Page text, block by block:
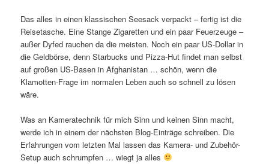
Das alles in einen klassischen Seesack verpackt – fertig ist die
Reisetasche. Eine Stange Zigaretten und ein paar Feuerzeuge –
außer Dyfed rauchen da die meisten. Noch ein paar US-Dollar in
die Geldbörse, denn Starbucks und Pizza-Hut findet man selbst
auf großen US-Basen in Afghanistan … schön, wenn die
Klamotten-Frage im normalen Leben auch so schnell zu lösen
wäre.
Was an Kameratechnik für mich Sinn und keinen Sinn macht,
werde ich in einem der nächsten Blog-Einträge schreiben. Die
Erfahrungen vom letzten Mal lassen das Kamera- und Zubehör-
Setup auch schrumpfen … wiegt ja alles